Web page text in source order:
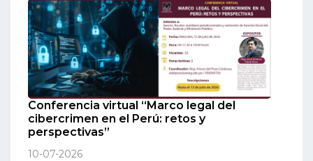
Conferencia virtual “Marco legal del
cibercrimen en el Perú: retos y
perspectivas”
10-07-2026